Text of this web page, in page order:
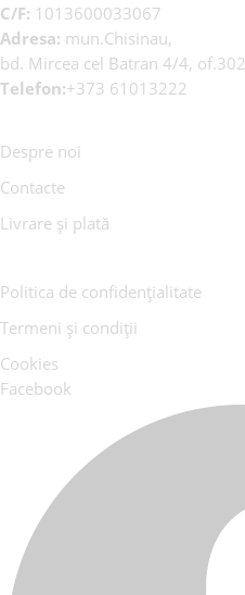
C/F: 1013600033067
Adresa: mun.Chisinau,
bd. Mircea cel Batran 4/4, of.302
Telefon:+373 61013222
Despre noi
Contacte
Livrare și plată
Politica de confidențialitate
Termeni și condiții
Cookies
Facebook